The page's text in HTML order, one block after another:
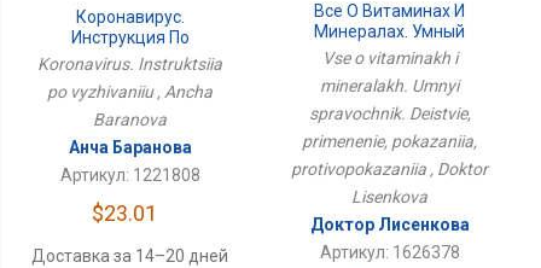
Коронавирус.
Инструкция По
Выживанию
Koronavirus. Instruktsiia
po vyzhivaniiu , Ancha
Baranova
Анча Баранова
Артикул: 1221808
$23.01
Доставка за 14–20 дней
Все О Витаминах И
Минералах. Умный
Справочник. Действие,
Противопоказания
Vse o vitaminakh i
mineralakh. Umnyi
spravochnik. Deistvie,
primenenie, pokazaniia,
protivopokazaniia , Doktor
Lisenkova
Доктор Лисенкова
Артикул: 1626378